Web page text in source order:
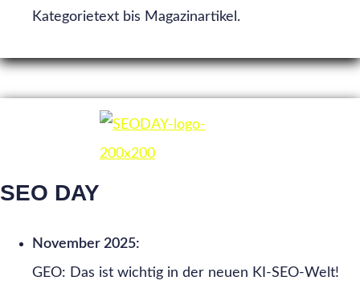
Kategorietext bis Magazinartikel.
SEO DAY
November 2025:
GEO: Das ist wichtig in der neuen KI-SEO-Welt!